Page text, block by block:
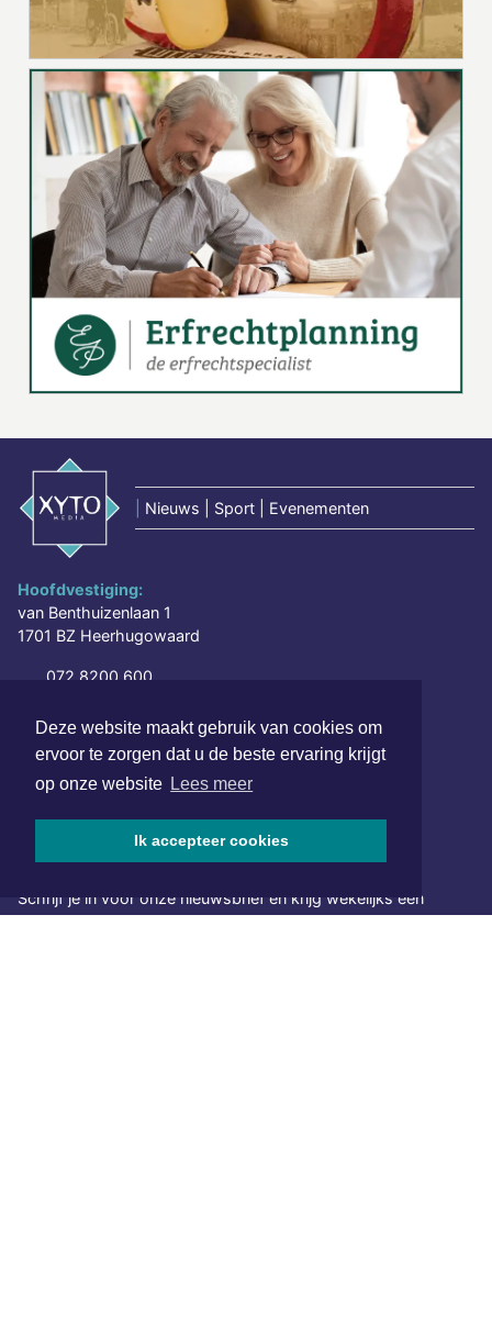
Deze website maakt gebruik van cookies om
ervoor te zorgen dat u de beste ervaring krijgt
op onze website Lees meer
Ik accepteer cookies
Nieuws | Sport | Evenementen
Hoofdvestiging:
van Benthuizenlaan 1
1701 BZ Heerhugowaard
072 8200 600
www.xyto.nl
NIEUWSBRIEF AANMELDEN
Schrijf je in voor onze nieuwsbrief en krijg wekelijks een
samenvatting van alle gebeurtenissen uit jouw regio.